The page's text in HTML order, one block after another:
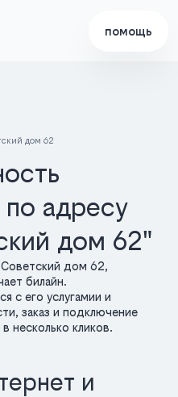
помощь
дом 62
адресу
дом 62"
дом 62,
билайн.
с его услугамии и
заказ и подключение
несколько кликов.
и